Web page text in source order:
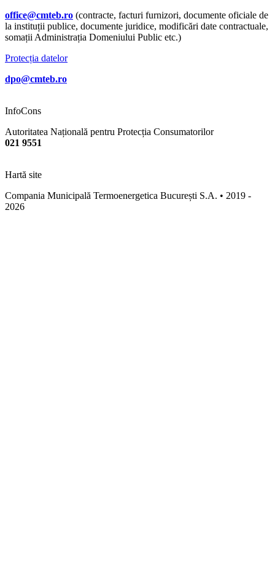
office@cmteb.ro (contracte, facturi furnizori, documente oficiale de
la instituții publice, documente juridice, modificări date contractuale,
somații Administrația Domeniului Public etc.)
Protecția datelor
dpo@cmteb.ro
InfoCons
Autoritatea Națională pentru Protecția Consumatorilor
021 9551
Hartă site
Compania Municipală Termoenergetica București S.A. • 2019 -
2026